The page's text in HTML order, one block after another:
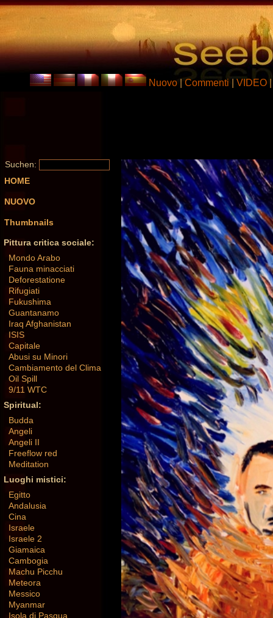
Nuovo Commenti VIDEO
Suchen:
HOME
NUOVO
Thumbnails
Pittura critica sociale:
Mondo Arabo
Fauna minacciati
Deforestatione
Rifugiati
Fukushima
Guantanamo
Iraq Afghanistan
ISIS
Capitale
Abusi su Minori
Cambiamento del Clima
Oil Spill
9/11 WTC
Spiritual:
Budda
Angeli
Angeli II
Freeflow red
Meditation
Luoghi mistici:
Egitto
Andalusia
Cina
Israele
Israele 2
Giamaica
Cambogia
Machu Picchu
Meteora
Messico
Myanmar
Isola di Pasqua